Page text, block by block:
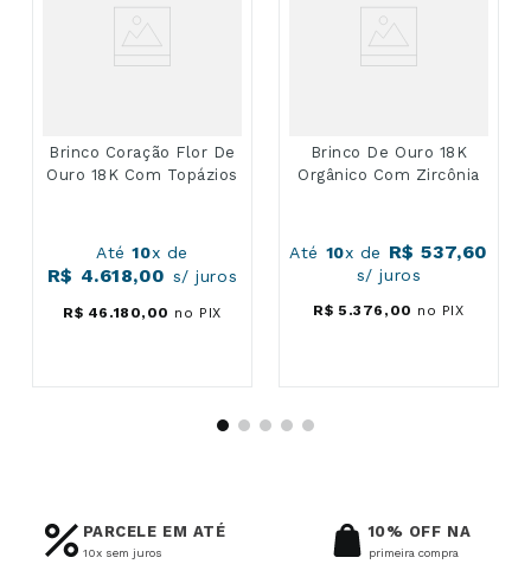
Brinco Coração Flor De
Ouro 18K Com Topázios
Até10x de
R$ 4.618,00 s/ juros
R$ 46 .180, 00 no PIX
Brinco De Ouro 18K
Orgânico Com Zircônia
Até 10x de R$ 537,60
s/ juros
R$ 5 .376 , 00 no PIX
PARCELE EM ATÉ
10x sem juros
10% OFF NA
primeira compra